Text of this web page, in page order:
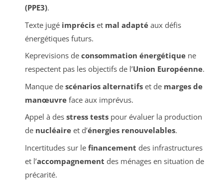
(PPE3).
Texte jugé impréciset mal adaptéaux défis
énergétiques futurs.
Keprevisions de consommation énergétiquene
respectent pas les objectifs de l’Union Européenne.
Manque de scénarios alternatifset de marges de
manœuvreface aux imprévus.
Appel à des stress testspour évaluer la production
de nucléaireet d’énergies renouvelables.
Incertitudes sur le financement des infrastructures
et l’accompagnement des ménages en situation de
précarité.